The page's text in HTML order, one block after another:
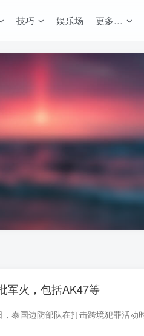
技巧 娱乐场 更多…
军火，包括AK47等